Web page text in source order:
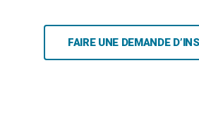
FAIRE UNE DEMANDE